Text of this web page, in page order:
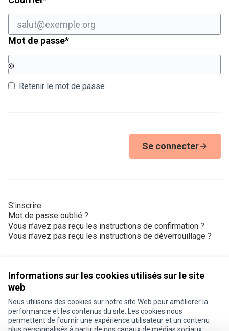
Informations sur les cookies utilisés sur le site
web
Nous utilisons des cookies sur notre site Web pour améliorer la
performance et les contenus du site. Les cookies nous
permettent de fournir une expérience utilisateur et un contenu
Mot de passe*Champ obligatoire
Retenir le mot de passe
Se connecter
S'inscrire
Mot de passe oublié ?
Vous n’avez pas reçu les instructions de confirmation ?
Vous n’avez pas reçu les instructions de déverrouillage ?
Conditions d'utilisation
Paramètres des cookies
Je participe ! sur X
Je participe ! sur Facebook
Je participe ! sur Instagram